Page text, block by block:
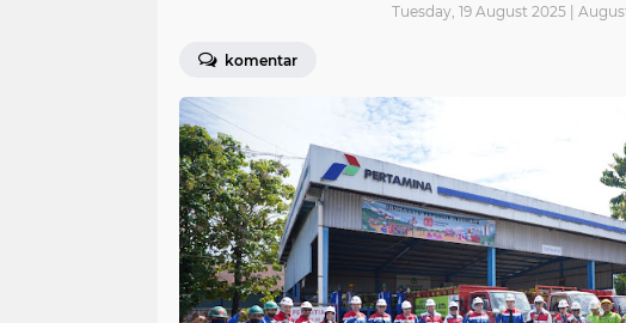
Tuesday, 19 August 2025 |
komentar